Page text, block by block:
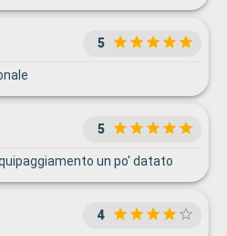
5
5
un po' datato
4